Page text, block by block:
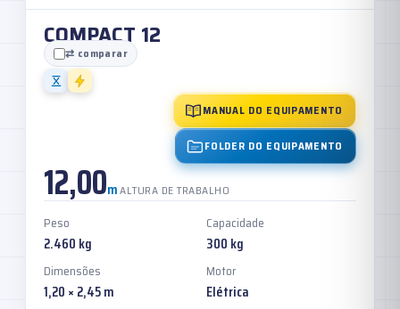
COMPACT 12
⇄ comparar
MANUAL DO EQUIPAMENTO
FOLDER DO EQUIPAMENTO
12,00mALTURA DE TRABALHO
Peso
2.460 kg
Capacidade
300 kg
Dimensões
1,20 × 2,45 m
Motor
Elétrica